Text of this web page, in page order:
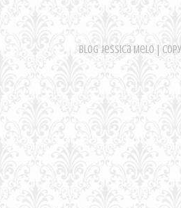
Blog Jessica Melo |